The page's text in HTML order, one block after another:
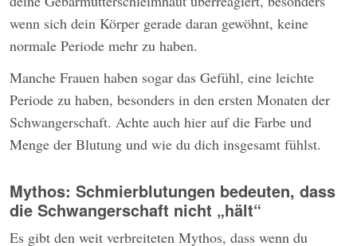
wenn sich dein Körper gerade daran gewöhnt, keine
normale Periode mehr zu haben.
Manche Frauen haben sogar das Gefühl, eine leichte
Periode zu haben, besonders in den ersten Monaten der
Schwangerschaft. Achte auch hier auf die Farbe und
Menge der Blutung und wie du dich insgesamt fühlst.
Mythos: Schmierblutungen bedeuten, dass
die Schwangerschaft nicht „hält“
Es gibt den weit verbreiteten Mythos, dass wenn du